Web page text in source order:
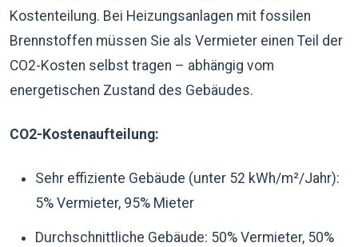
Kostenteilung. Bei Heizungsanlagen mit fossilen
Brennstoffen müssen Sie als Vermieter einen Teil der
CO2-Kosten selbst tragen – abhängig vom
energetischen Zustand des Gebäudes.
CO2-Kostenaufteilung:
Sehr effiziente Gebäude (unter 52 kWh/m²/Jahr):
5% Vermieter, 95% Mieter
Durchschnittliche Gebäude: 50% Vermieter, 50%